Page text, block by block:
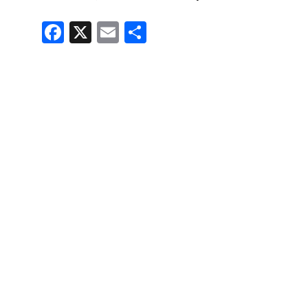
Fa
ce
X E
m
Pa
rt